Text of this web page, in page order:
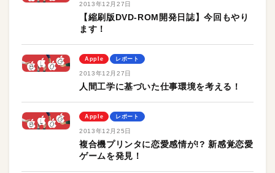
2013年12月27日
【縮刷版DVD-ROM開発日誌】今回もやり
ます！
Apple レポート
2013年12月27日
人間工学に基づいた仕事環境を考える！
Apple レポート
2013年12月25日
複合機プリンタに恋愛感情が!? 新感覚恋愛
ゲームを発見！